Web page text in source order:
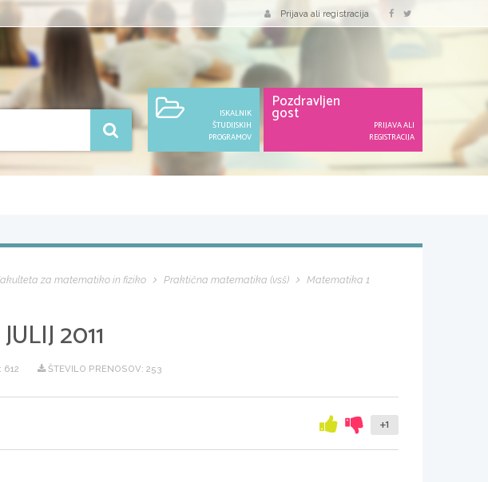
Prijava ali registracija
ISKALNIK
ŠTUDIJSKIH
PROGRAMOV
Pozdravljen
gost
PRIJAVA ALI
REGISTRACIJA
za matematiko in fiziko Praktična matematika (vsš)
Matematika 1
2011
612 ŠTEVILO PRENOSOV: 253
+1